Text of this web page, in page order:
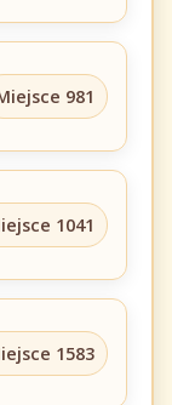
981
1041
1583